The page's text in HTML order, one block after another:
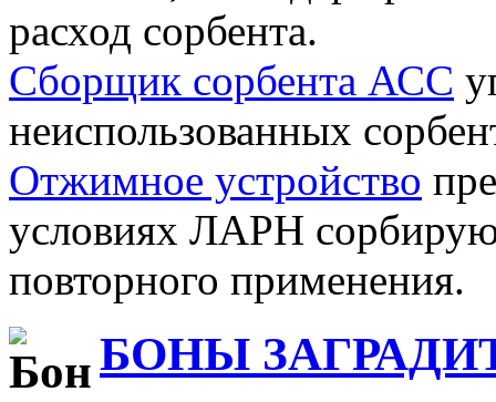
расход сорбента.
Сборщик сорбента АСС
неиспользованных
Отжимное устройство
условиях ЛАРН
повторного применения.
БОНЫ